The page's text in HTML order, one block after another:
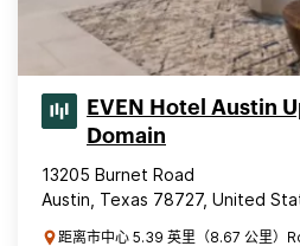
EVEN Hotel Austin
Domain
13205 Burnet Road
Austin, Texas 78727, United
距离市中心 5.39 英里（8.67 公里）